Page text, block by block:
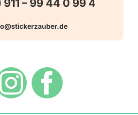
, Verbots- und
– 99 44 0 99 4